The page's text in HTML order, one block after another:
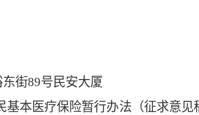
东街89号民安大厦
本医疗保险暂行办法（征求意见